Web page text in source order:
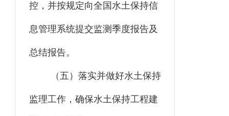
控，并按规定向全国水土保持信
息管理系统提交监测季度报告及
总结报告。
（五）落实并做好水土保持
监理工作，确保水土保持工程建